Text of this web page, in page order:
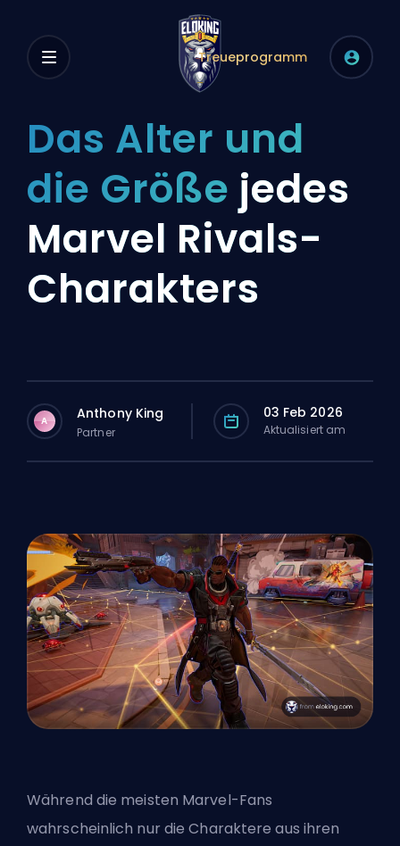
Treueprogramm
Das Alter und
die Größe jedes
Marvel Rivals-
Charakters
A Anthony King
Partner
03 Feb 2026
Aktualisiert am
Während die meisten Marvel-Fans
wahrscheinlich nur die Charaktere aus ihren